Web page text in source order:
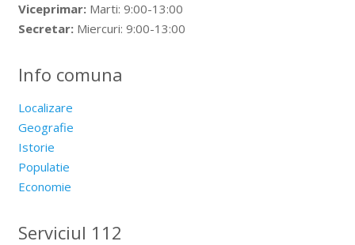
Viceprimar:Marti: 9:00-13:00
Secretar:Miercuri: 9:00-13:00
Info comuna
Localizare
Geografie
Istorie
Populatie
Economie
Serviciul 112